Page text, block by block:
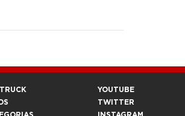
YOUTUBE
TWITTER